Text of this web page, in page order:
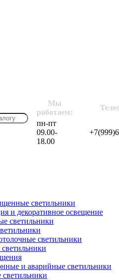
Мы
работаем:
пн-пт
09.00-
18.00
светильники
и декоративное освещение
светильники
светильники
и аварийные светильники